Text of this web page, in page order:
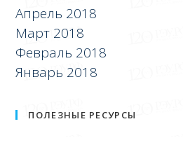
Апрель 2018
Март 2018
Февраль 2018
Январь 2018
ПОЛЕЗНЫЕ РЕСУРСЫ